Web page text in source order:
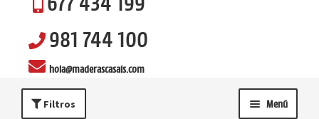
Menú
981 744 100
hola@maderascasais.com
Filtros